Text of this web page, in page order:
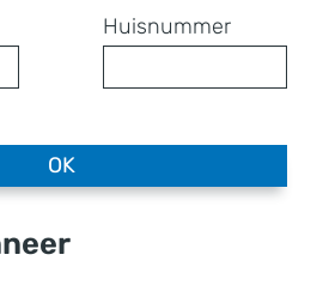
Huisnummer
OK
Lijst met